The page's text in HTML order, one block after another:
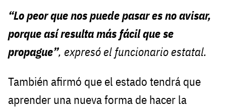
“Lo peor que nos puede pasar es no avisar,
porque así resulta más fácil que se
propague”, expresó el funcionario estatal.
También afirmó que el estado tendrá que
aprender una nueva forma de hacer la